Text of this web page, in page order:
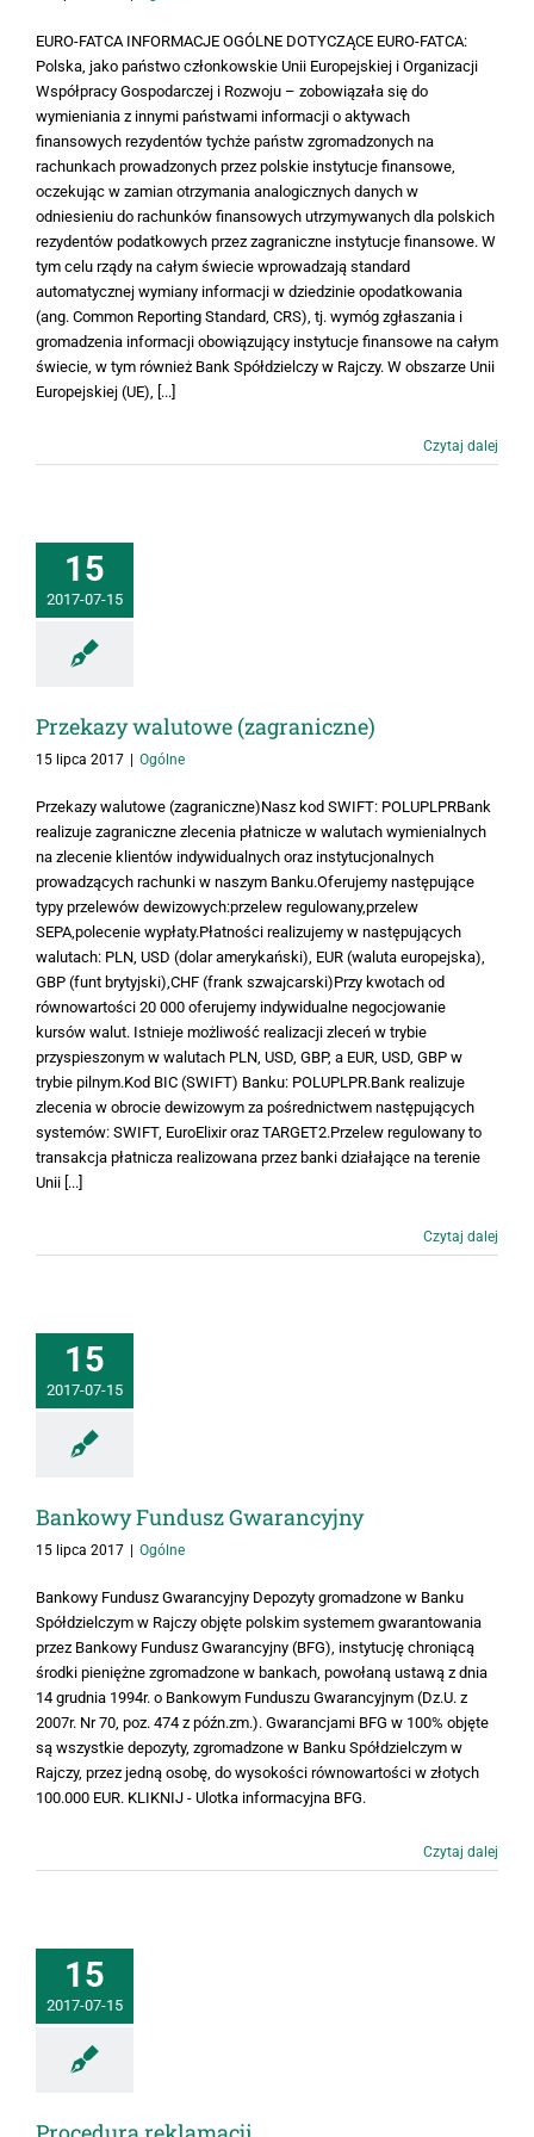
EURO-FATCA INFORMACJE OGÓLNE DOTYCZĄCE EURO-FATCA:
Polska, jako państwo członkowskie Unii Europejskiej i Organizacji
Współpracy Gospodarczej i Rozwoju – zobowiązała się do
wymieniania z innymi państwami informacji o aktywach
finansowych rezydentów tychże państw zgromadzonych na
rachunkach prowadzonych przez polskie instytucje finansowe,
oczekując w zamian otrzymania analogicznych danych w
odniesieniu do rachunków finansowych utrzymywanych dla polskich
rezydentów podatkowych przez zagraniczne instytucje finansowe. W
tym celu rządy na całym świecie wprowadzają standard
automatycznej wymiany informacji w dziedzinie opodatkowania
(ang. Common Reporting Standard, CRS), tj. wymóg zgłaszania i
gromadzenia informacji obowiązujący instytucje finansowe na całym
świecie, w tym również Bank Spółdzielczy w Rajczy. W obszarze Unii
Europejskiej (UE), [...]
Czytaj dalej
15
2017-07-15
Przekazy walutowe (zagraniczne)
15 lipca 2017 Ogólne
Przekazy walutowe (zagraniczne)Nasz kod SWIFT: POLUPLPRBank
realizuje zagraniczne zlecenia płatnicze w walutach wymienialnych
na zlecenie klientów indywidualnych oraz instytucjonalnych
prowadzących rachunki w naszym Banku.Oferujemy następujące
typy przelewów dewizowych:przelew regulowany,przelew
SEPA,polecenie wypłaty.Płatności realizujemy w następujących
walutach: PLN, USD (dolar amerykański), EUR (waluta europejska),
GBP (funt brytyjski),CHF (frank szwajcarski)Przy kwotach od
równowartości 20 000 oferujemy indywidualne negocjowanie
kursów walut. Istnieje możliwość realizacji zleceń w trybie
przyspieszonym w walutach PLN, USD, GBP, a EUR, USD, GBP w
trybie pilnym.Kod BIC (SWIFT) Banku: POLUPLPR.Bank realizuje
zlecenia w obrocie dewizowym za pośrednictwem następujących
systemów: SWIFT, EuroElixir oraz TARGET2.Przelew regulowany to
transakcja płatnicza realizowana przez banki działające na terenie
Unii [...]
Czytaj dalej
15
2017-07-15
Bankowy Fundusz Gwarancyjny
15 lipca 2017 Ogólne
Bankowy Fundusz Gwarancyjny Depozyty gromadzone w Banku
Spółdzielczym w Rajczy objęte polskim systemem gwarantowania
przez Bankowy Fundusz Gwarancyjny (BFG), instytucję chroniącą
środki pieniężne zgromadzone w bankach, powołaną ustawą z dnia
14 grudnia 1994r. o Bankowym Funduszu Gwarancyjnym (Dz.U. z
2007r. Nr 70, poz. 474 z późn.zm.). Gwarancjami BFG w 100% objęte
są wszystkie depozyty, zgromadzone w Banku Spółdzielczym w
Rajczy, przez jedną osobę, do wysokości równowartości w złotych
100.000 EUR. KLIKNIJ - Ulotka informacyjna BFG.
Czytaj dalej
15
2017-07-15